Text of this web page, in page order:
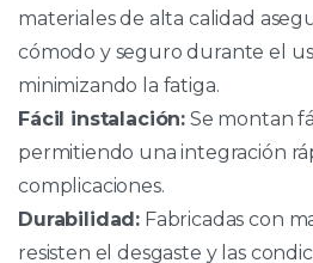
materiales de alta calidad
cómodo y seguro durante el
minimizando la fatiga.
Fácil instalación: Se montan
permitiendo una integración
complicaciones.
Durabilidad: Fabricadas con
resisten el desgaste y las